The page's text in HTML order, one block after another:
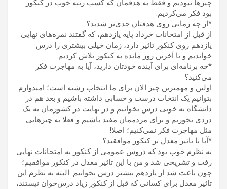
چیزها نبودیم و فقط به هدفمان که کسب رتبه خوب در کنکور
بود فکر می‌کردیم.
*از چه زمانی روی هدفتان جدی‌تر شدید؟
از قبل از امتحانات خرداد پایه یازدهم، که گفتند نمره‌های نهایی
یازدهم روی کنکور تاثیر دارد، زمان خیلی بیشتری را درس
خواندیم و تا آخرین روز مانده به کنکور تلاش کردیم.
*چه برنامه‌ای برای آینده خودتان دارید، آیا به مهاجرت فکر
می‌کنید؟
اولین و مهمترین چیز الان برای ما انتخاب رشته است؛ امیدوارم
بتوانیم یک انتخاب درست و حسابی داشته باشیم و بعد هم در
دانشگاه به خوبی درس بخوانیم و در نهایت در کشورمان به یک
دردی بخوریم و برای مردممان مفید باشیم و فعلا به چیزهایی
مثل مهاجرت فکر نمی‌کنیم؛ اصلا!
*آیا با تاثیر معدل بر کنکور موافقید؟
به نظرم خوب بود که دروس عمومی از کنکور به امتحانات نهایی
رفت و تشریحی شد و من با این تاثیر معدل در کنکور موافقیم؛
چون باعث شد از یازدهم بیشتر درس بخوانیم. البته به نظرم این
تاثیر معدل برای کسانی که قبل از کنکور زیاد درس‌خوان نیستند،